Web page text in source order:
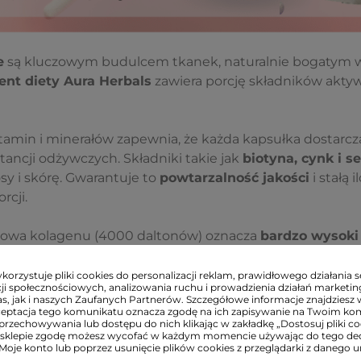
są kluczowym budulcem tkanek, naturalnie bogatym
diety Aura Herbals zawiera porcję składników
i minerałów zapewnia, że każda kapsułka
odżywczych. Składniki takie jak biotyna, cynk i
i skórę. Gwarantuje to powtarzalność jakości i stałą
kolagenu (4000 daltonów) oznacza bardzo
pozwala organizmowi na efektywne wykorzystanie
peptydy kolagenowe NatiCol®charakteryzują się
co jest wartością optymalną dla procesów
pliki cookies do personalizacji reklam, prawidłowego działania
społecznościowych, analizowania ruchu i prowadzienia działań
jak i naszych Zaufanych Partnerów. Szczegółowe informacje znajdziesz
tego komunikatu oznacza zgodę na ich zapisywanie na Twoim
lub dostępu do nich klikając w zakładkę „Dostosuj pliki
zgodę możesz wycofać w każdym momencie używając do tego
konto lub poprzez usunięcie plików cookies z przeglądarki z danego